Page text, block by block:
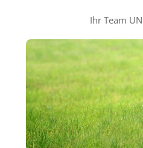
Ihr Team